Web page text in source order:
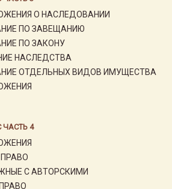
О НАСЛЕДОВАНИИ
ПО ЗАВЕЩАНИЮ
ПО ЗАКОНУ
НАСЛЕДСТВА
ОТДЕЛЬНЫХ ВИДОВ ИМУЩЕСТВА
4
ПРАВО
С АВТОРСКИМИ